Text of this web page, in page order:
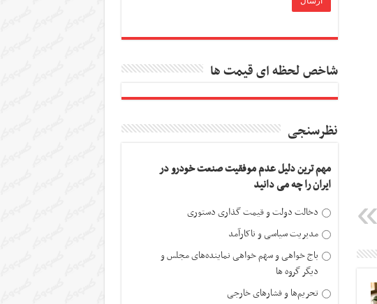
شاخص لحظه ای قیمت ها
نظرسنجی
مهم ترین دلیل عدم موفقیت صنعت خودرو در
ایران را چه می دانید
دخالت دولت و قیمت گذاری دستوری
مدیریت سیاسی و ناکارآمد
باج خواهی و سهم خواهی نماینده‌های مجلس و
دیگر گروه ها
تحریم‌ها و فشارهای خارجی